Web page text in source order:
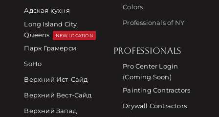
Адская кухня
Long Island City,
Queens
NEW LOCATION
Парк Грамерси
SoHo
Верхний Ист-Сайд
Верхний Вест-Сайд
Верхний Запад
Colors
Professionals of NY
PROFESSIONALS
Pro Center Login
(Coming Soon)
Painting Contractors
Drywall Contractors